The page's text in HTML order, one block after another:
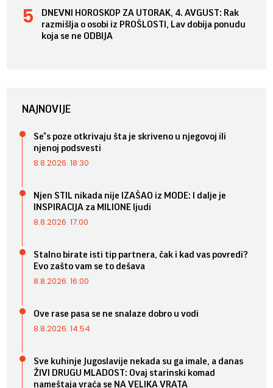
DNEVNI HOROSKOP ZA UTORAK, 4. AVGUST: Rak
razmišlja o osobi iz PROŠLOSTI, Lav dobija ponudu
koja se ne ODBIJA
NAJNOVIJE
Se*s poze otkrivaju šta je skriveno u njegovoj ili
njenoj podsvesti
8.8.2026. 18:30
Njen STIL nikada nije IZAŠAO iz MODE: I dalje je
INSPIRACIJA za MILIONE ljudi
8.8.2026. 17:00
Stalno birate isti tip partnera, čak i kad vas povredi?
Evo zašto vam se to dešava
8.8.2026. 16:00
Ove rase pasa se ne snalaze dobro u vodi
8.8.2026. 14:54
Sve kuhinje Jugoslavije nekada su ga imale, a danas
ŽIVI DRUGU MLADOST: Ovaj starinski komad
nameštaja vraća se NA VELIKA VRATA